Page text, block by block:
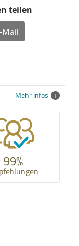
teilen
Mail
Mehr Infos
99%